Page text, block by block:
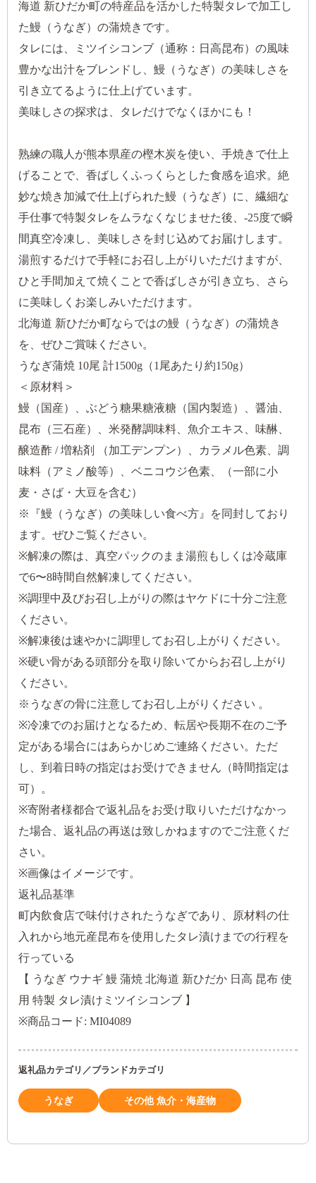
海道 新ひだか町の特産品を活かした特製タレで加工し
た鰻（うなぎ）の蒲焼きです。
タレには、ミツイシコンブ（通称：日高昆布）の風味
豊かな出汁をブレンドし、鰻（うなぎ）の美味しさを
引き立てるように仕上げています。
美味しさの探求は、タレだけでなくほかにも！
熟練の職人が熊本県産の樫木炭を使い、手焼きで仕上
げることで、香ばしくふっくらとした食感を追求。絶
妙な焼き加減で仕上げられた鰻（うなぎ）に、繊細な
手仕事で特製タレをムラなくなじませた後、-25度で瞬
間真空冷凍し、美味しさを封じ込めてお届けします。
湯煎するだけで手軽にお召し上がりいただけますが、
ひと手間加えて焼くことで香ばしさが引き立ち、さら
に美味しくお楽しみいただけます。
北海道 新ひだか町ならではの鰻（うなぎ）の蒲焼き
を、ぜひご賞味ください。
うなぎ蒲焼 10尾 計1500g（1尾あたり約150g）
＜原材料＞
鰻（国産）、ぶどう糖果糖液糖（国内製造）、醤油、
昆布（三石産）、米発酵調味料、魚介エキス、味醂、
醸造酢 / 増粘剤 （加工デンプン）、カラメル色素、調
味料（アミノ酸等）、ベニコウジ色素、（一部に小
麦・さば・大豆を含む）
※『鰻（うなぎ）の美味しい食べ方』を同封しており
ます。ぜひご覧ください。
※解凍の際は、真空パックのまま湯煎もしくは冷蔵庫
で6〜8時間自然解凍してください。
※調理中及びお召し上がりの際はヤケドに十分ご注意
ください。
※解凍後は速やかに調理してお召し上がりください。
※硬い骨がある頭部分を取り除いてからお召し上がり
ください。
※うなぎの骨に注意してお召し上がりください 。
※冷凍でのお届けとなるため、転居や長期不在のご予
定がある場合にはあらかじめご連絡ください。ただ
し、到着日時の指定はお受けできません（時間指定は
可）。
※寄附者様都合で返礼品をお受け取りいただけなかっ
た場合、返礼品の再送は致しかねますのでご注意くだ
さい。
※画像はイメージです。
返礼品基準
町内飲食店で味付けされたうなぎであり、原材料の仕
入れから地元産昆布を使用したタレ漬けまでの行程を
行っている
【 うなぎ ウナギ 鰻 蒲焼 北海道 新ひだか 日高 昆布 使
用 特製 タレ漬けミツイシコンブ 】
※商品コード: MI04089
返礼品カテゴリ／ブランドカテゴリ
うなぎ その他 魚介・海産物